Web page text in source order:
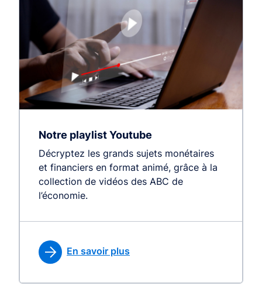
Notre playlist Youtube
Décryptez les grands sujets monétaires
et financiers en format animé, grâce à la
collection de vidéos des ABC de
l’économie.
En savoir plus